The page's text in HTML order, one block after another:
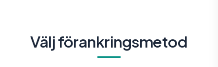
Välj förankringsmetod